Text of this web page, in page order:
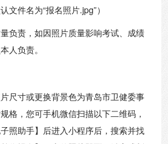
文件名为“报名照片.jpg”）
负责，如因照片质量影响考试、成绩
人负责。
尺寸或更换背景色为青岛市卫健委事
格，您可手机微信扫描以下二维码，
照助手】后进入小程序后，搜索并找